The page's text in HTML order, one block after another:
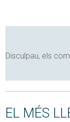
Disculpau, els
EL MÉS